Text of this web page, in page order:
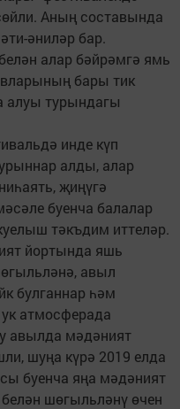
Аның составында
әниләр бар.
алар бәйрәмгә ямь
бары тик
алуы турындагы
инде күп
алды, алар
җиңүгә
буенча балалар
тәкъдим иттеләр.
йортында яшь
авыл
булганнар һәм
атмосферада
авылда мәдәният
шуңа күрә 2019 елда
буенча яңа мәдәният
шөгыльләнү өчен